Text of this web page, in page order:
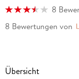
8
8 Bewertungen von
Übersicht